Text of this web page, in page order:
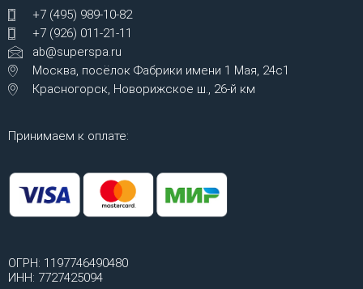
+7 (495) 989-10-82
+7 (926) 011-21-11
ab@superspa.ru
Москва, посёлок Фабрики имени 1 Мая, 24с1
Красногорск, Новорижское ш., 26-й км
Принимаем к оплате:
ОГРН: 1197746490480
ИНН: 7727425094